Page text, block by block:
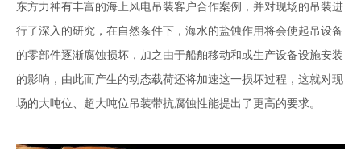
东方力神有丰富的海上风电吊装客户合作案例，并对现场的吊装进
行了深入的研究，在自然条件下，海水的盐蚀作用将会使起吊设备
的零部件逐渐腐蚀损坏，加之由于船舶移动和或生产设备设施安装
的影响，由此而产生的动态载荷还将加速这一损坏过程，这就对现
场的大吨位、超大吨位吊装带抗腐蚀性能提出了更高的要求。